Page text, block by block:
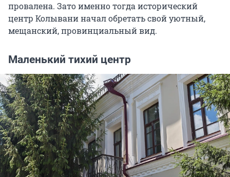
провалена. Зато именно тогда исторический
центр Колывани начал обретать свой уютный,
мещанский, провинциальный вид.
Маленький тихий центр